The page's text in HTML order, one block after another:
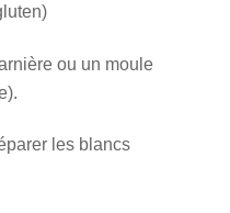
ou un moule
les blancs